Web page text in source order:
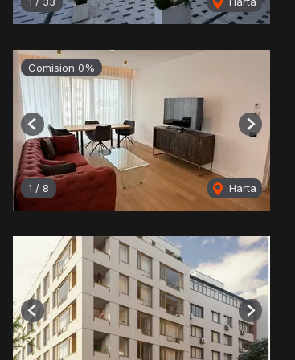
Comision 0%
1 / 8 Harta
Previous Next
Previous Next